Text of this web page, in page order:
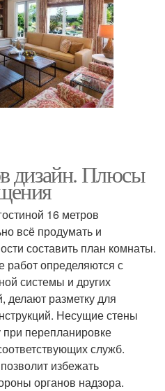
дизайн. Плюсы
16 метров
всё продумать и
составить план комнаты.
работ определяются с
системы и других
разметку для
Несущие стены
при перепланировке
служб.
избежать
органов надзора.